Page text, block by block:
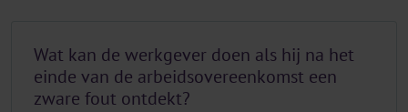
Wat kan de werkgever doen als hij na het
einde van de arbeidsovereenkomst een
zware fout ontdekt?